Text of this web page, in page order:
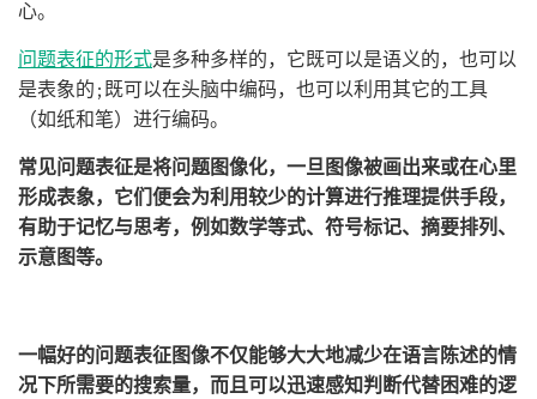
心。
问题表征的形式是多种多样的，它既可以是语义的，也可以
是表象的;既可以在头脑中编码，也可以利用其它的工具
（如纸和笔）进行编码。
常见问题表征是将问题图像化，一旦图像被画出来或在心里
形成表象，它们便会为利用较少的计算进行推理提供手段，
有助于记忆与思考，例如数学等式、符号标记、摘要排列、
示意图等。
一幅好的问题表征图像不仅能够大大地减少在语言陈述的情
况下所需要的搜索量，而且可以迅速感知判断代替困难的逻